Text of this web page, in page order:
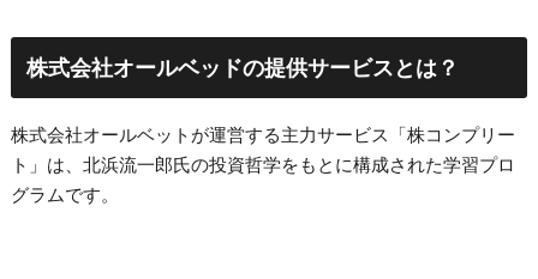
株式会社オールベッドの提供サービスとは？
株式会社オールベットが運営する主力サービス「株コンプリー
ト」は、北浜流一郎氏の投資哲学をもとに構成された学習プロ
グラムです。